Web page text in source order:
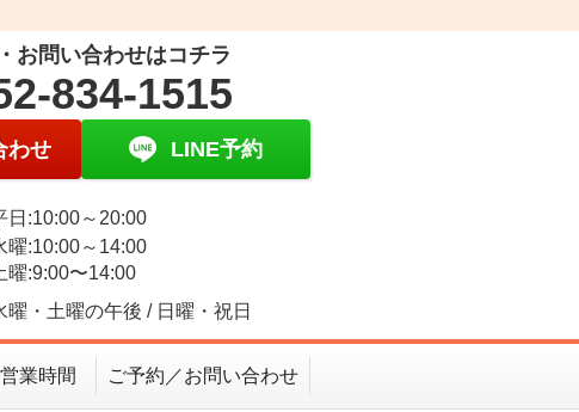
お問い合わせはコチラ
834-1515
わせ LINE予約
日:10:00～20:00
曜:10:00～14:00
曜:9:00〜14:00
曜・土曜の午後 / 日曜・祝日
業時間 ご予約／お問い合わせ